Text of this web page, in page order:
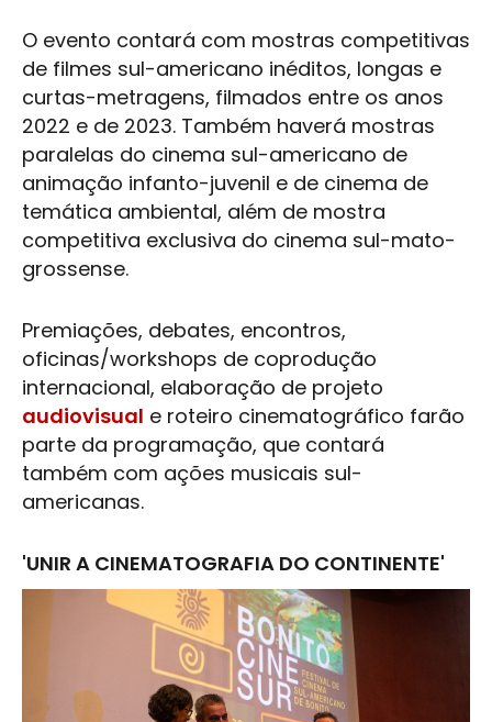
O evento contará com mostras competitivas
de filmes sul-americano inéditos, longas e
curtas-metragens, filmados entre os anos
2022 e de 2023. Também haverá mostras
paralelas do cinema sul-americano de
animação infanto-juvenil e de cinema de
temática ambiental, além de mostra
competitiva exclusiva do cinema sul-mato-
grossense.
Premiações, debates, encontros,
oficinas/workshops de coprodução
internacional, elaboração de projeto
audiovisual e roteiro cinematográfico farão
parte da programação, que contará
também com ações musicais sul-
americanas.
'UNIR A CINEMATOGRAFIA DO CONTINENTE'